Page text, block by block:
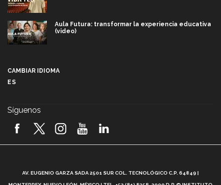
Aula Futura: transformar la experiencia educativa
(video)
2026! (video)
¿Cómo es el Modelo Educativo Tec? (video)
CAMBIAR IDIOMA
ES
Síguenos
AV. EUGENIO GARZA SADA 2501 SUR COL. TECNOLÓGICO C.P. 64849 |